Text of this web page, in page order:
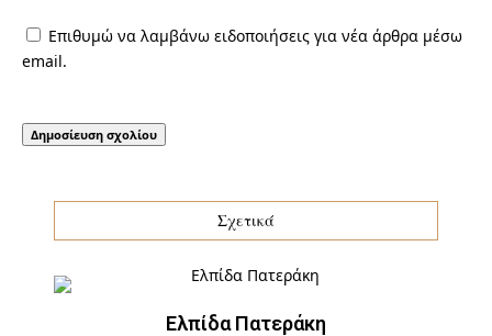
Επιθυμώ να λαμβάνω ειδοποιήσεις για νέα άρθρα μέσω
email.
Σχετικά
Ελπίδα Πατεράκη